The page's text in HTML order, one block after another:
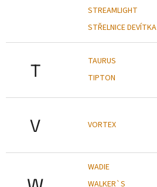
STREAMLIGHT
STŘELNICE DEVÍTKA
T
TAURUS
TIPTON
V VORTEX
WADIE
WALKER`S